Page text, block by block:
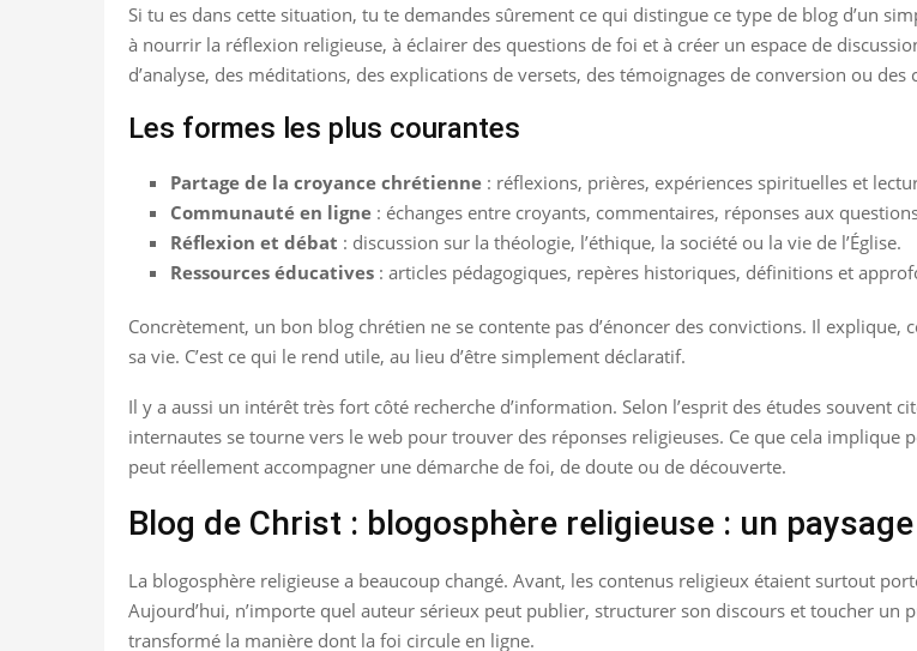
Si tu es dans cette situation, tu te demandes sûrement ce qui distingue ce type de blog d’un
à nourrir la réflexion religieuse, à éclairer des questions de foi et à créer un espace de
d’analyse, des méditations, des explications de versets, des témoignages de conversion ou
Les formes les plus courantes
Partage de la croyance chrétienne : réflexions, prières, expériences spirituelles et
Communauté en ligne : échanges entre croyants, commentaires, réponses aux
Réflexion et débat : discussion sur la théologie, l’éthique, la société ou la vie de l’Église.
Ressources éducatives : articles pédagogiques, repères historiques, définitions et
Concrètement, un bon blog chrétien ne se contente pas d’énoncer des convictions. Il
sa vie. C’est ce qui le rend utile, au lieu d’être simplement déclaratif.
Il y a aussi un intérêt très fort côté recherche d’information. Selon l’esprit des études souvent
internautes se tourne vers le web pour trouver des réponses religieuses. Ce que cela implique
peut réellement accompagner une démarche de foi, de doute ou de découverte.
Blog de Christ : blogosphère religieuse : un
La blogosphère religieuse a beaucoup changé. Avant, les contenus religieux étaient surtout
Aujourd’hui, n’importe quel auteur sérieux peut publier, structurer son discours et toucher un
transformé la manière dont la foi circule en ligne.